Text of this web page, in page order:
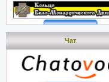
Чат